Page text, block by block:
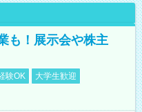
も！展示会や株主
験OK
大学生歓迎